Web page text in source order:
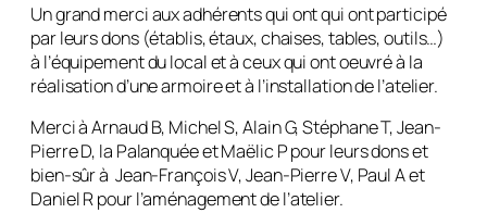
Un grand merci aux adhérents qui ont qui ont participé
par leurs dons (établis, étaux, chaises, tables, outils…)
à l’équipement du local et à ceux qui ont oeuvré à la
réalisation d’une armoire et à l’installation de l’atelier.
Merci à Arnaud B, Michel S, Alain G, Stéphane T, Jean-
Pierre D, la Palanquée et Maëlic P pour leurs dons et
bien-sûr à Jean-François V, Jean-Pierre V, Paul A et
Daniel R pour l’aménagement de l’atelier.